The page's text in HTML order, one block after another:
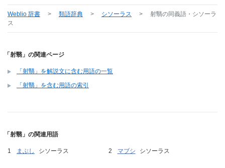
Weblio 辞書 > 類語辞典 > シソーラス > 射翳の同義語・シソーラ
ス
「射翳」の関連ページ
「射翳」を解説文に含む用語の一覧
「射翳」を含む用語の索引
「射翳」の関連用語
まぶし シソーラス マブシ シソーラス